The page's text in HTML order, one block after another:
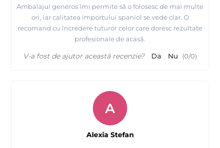
Ambalajul generos îmi permite să o folosesc de mai multe
ori, iar calitatea importului spaniol se vede clar. O
recomand cu încredere tuturor celor care doresc rezultate
profesionale de acasă.
V-a fost de ajutor această recenzie? Da Nu (0/0)
A
Alexia Stefan